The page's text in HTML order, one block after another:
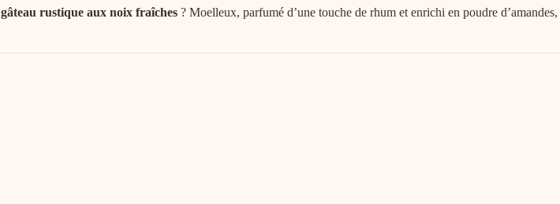
gâteau rustique aux noix fraîches ? Moelleux, parfumé d’une touche de rhum et enrichi en poudre d’amandes,